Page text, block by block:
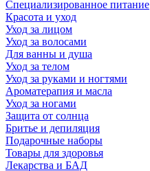
Специализированное питание
Красота и уход
Уход за лицом
Уход за волосами
Для ванны и душа
Уход за телом
Уход за руками и ногтями
Ароматерапия и масла
Уход за ногами
Защита от солнца
Бритье и депиляция
Подарочные наборы
Товары для здоровья
Лекарства и БАД